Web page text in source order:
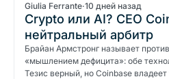
Giulia Ferrante·10 дней назад
Crypto или AI? CEO
нейтральный арбитр
Брайан Армстронг называет
«мышлением дефицита»: обе
Тезис верный, но Coinbase